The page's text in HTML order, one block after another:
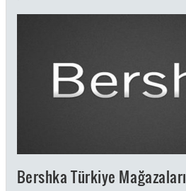
Bershka Türkiye Mağazaları